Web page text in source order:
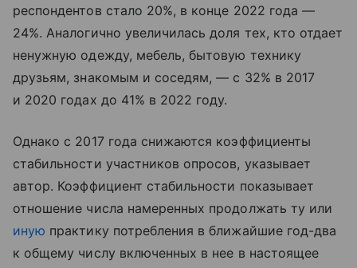
респондентов стало 20%, в конце 2022 года —
24%. Аналогично увеличилась доля тех, кто отдает
ненужную одежду, мебель, бытовую технику
друзьям, знакомым и соседям, — с 32% в 2017
и 2020 годах до 41% в 2022 году.
Однако с 2017 года снижаются коэффициенты
стабильности участников опросов, указывает
автор. Коэффициент стабильности показывает
отношение числа намеренных продолжать ту или
иную практику потребления в ближайшие год-два
к общему числу включенных в нее в настоящее